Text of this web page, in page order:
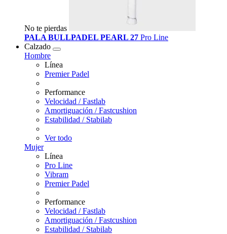
No te pierdas
PALA BULLPADEL PEARL 27 Pro Line
Calzado
Hombre
Línea
Premier Padel
Performance
Velocidad / Fastlab
Amortiguación / Fastcushion
Estabilidad / Stabilab
Ver todo
Mujer
Línea
Pro Line
Vibram
Premier Padel
Performance
Velocidad / Fastlab
Amortiguación / Fastcushion
Estabilidad / Stabilab